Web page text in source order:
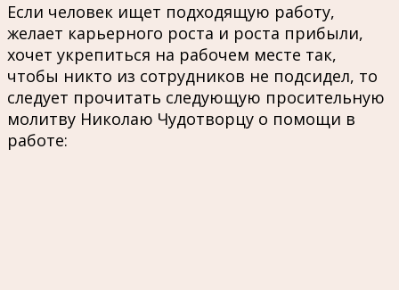
Если человек ищет подходящую работу,
желает карьерного роста и роста прибыли,
хочет укрепиться на рабочем месте так,
чтобы никто из сотрудников не подсидел, то
следует прочитать следующую просительную
молитву Николаю Чудотворцу о помощи в
работе: